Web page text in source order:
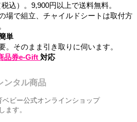
込）。9,900円以上で送料無料。
場で組立、チャイルドシートは取付方
単
。そのまま引き取りに伺います。
品券e-Gift 対応
ンタル商品
ビー公式オンラインショップ
ます。